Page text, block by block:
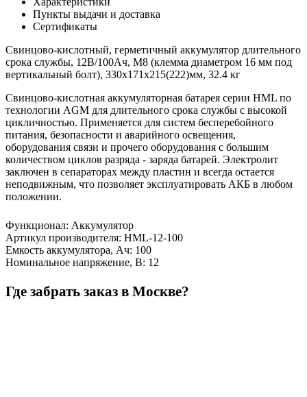
Пункты выдачи и доставка
Сертификаты
Свинцово-кислотный, герметичный аккумулятор длительного
срока службы, 12В/100Ач, M8 (клемма диаметром 16 мм под
вертикальный болт), 330x171x215(222)мм, 32.4 кг
Свинцово-кислотная аккумуляторная батарея серии HML по
технологии AGM для длительного срока службы с высокой
цикличностью. Применяется для систем бесперебойного
питания, безопасности и аварийного освещения,
оборудования связи и прочего оборудования с большим
количеством циклов разряда - заряда батарей. Электролит
заключен в сепараторах между пластин и всегда остается
неподвижным, что позволяет эксплуатировать АКБ в любом
положении.
Функционал: Аккумулятор
Артикул производителя: HML-12-100
Емкость аккумулятора, Ач: 100
Номинальное напряжение, В: 12
Где забрать заказ в Москве?